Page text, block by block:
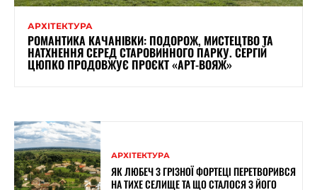
АРХІТЕКТУРА
РОМАНТИКА КАЧАНІВКИ: ПОДОРОЖ, МИСТЕЦТВО ТА
НАТХНЕННЯ СЕРЕД СТАРОВИННОГО ПАРКУ. СЕРГІЙ
ЦЮПКО ПРОДОВЖУЄ ПРОЄКТ «АРТ-ВОЯЖ»
АРХІТЕКТУРА
ЯК ЛЮБЕЧ З ГРІЗНОЇ ФОРТЕЦІ ПЕРЕТВОРИВСЯ
НА ТИХЕ СЕЛИЩЕ ТА ЩО СТАЛОСЯ З ЙОГО